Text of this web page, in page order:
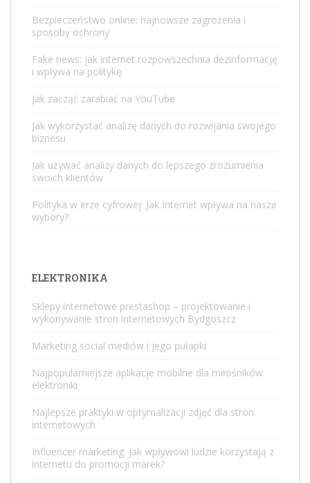
Bezpieczeństwo online: najnowsze zagrożenia i
sposoby ochrony
Fake news: jak internet rozpowszechnia dezinformację
i wpływa na politykę
Jak zacząć zarabiać na YouTube
Jak wykorzystać analizę danych do rozwijania swojego
biznesu
Jak używać analizy danych do lepszego zrozumienia
swoich klientów
Polityka w erze cyfrowej: Jak Internet wpływa na nasze
wybory?
ELEKTRONIKA
Sklepy internetowe prestashop – projektowanie i
wykonywanie stron internetowych Bydgoszcz
Marketing social mediów i jego pułapki
Najpopularniejsze aplikacje mobilne dla miłośników
elektroniki
Najlepsze praktyki w optymalizacji zdjęć dla stron
internetowych
Influencer marketing: jak wpływowi ludzie korzystają z
internetu do promocji marek?